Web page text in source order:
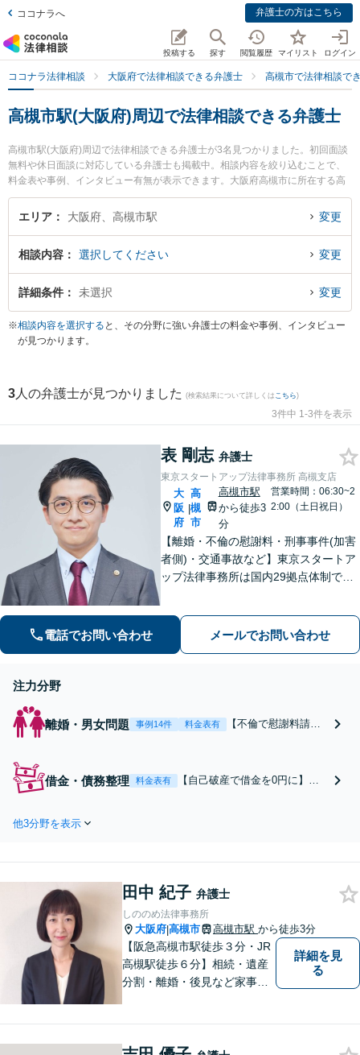
ココナラへ 弁護士の方はこちら
投稿する 探す 閲覧履歴 マイリスト ログイン
ココナラ法律相談 大阪府で法律相談できる弁護士 高槻市で法律相談で
高槻市駅(大阪府)周辺で法律相談できる弁護士
高槻市駅(大阪府)周辺で法律相談できる弁護士が3名見つかりました。初回面談
無料や休日面談に対応している弁護士も掲載中。相談内容を絞り込むことで、
料金表や事例、インタビュー有無が表示できます。大阪府高槻市に所在する高
槻市駅は阪急京都本線沿線の駅です。より多くの弁護士から探したいときは市
区町村検索や同一路線のより大きな駅も追加選択して探すと良いでしょう。特
や弁護士費用、強みなどが注目されています。『売掛金回収のトラブルを勤務
先から通いやすい高槻市駅周辺に事務所を構える弁護士に面談予約したい』
『売掛金回収のトラブル解決の実績豊富な高槻市駅近くの弁護士を検索した
約したい』などでお困りの相談者さんにおすすめです。
エリア 大阪府、高槻市駅 変更
相談内容 選択してください 変更
詳細条件 未選択 変更
※相談内容を選択する と、その分野に強い弁護士の料金や事例、インタビュー
が見つかります。
3 人の弁護士が見つかりました (検索結果について詳しくは こちら)
3件中 1-3件を表示
表 剛志 弁護士
東京スタートアップ法律事務所 高槻支店
大
阪
府
|
高
槻
市
高槻市駅
から徒歩3
分
営業時間：06:30~2
2:00（土日祝日）
【離婚・不倫の慰謝料・刑事事件(加害
者側)・交通事故など】東京スタートア
ップ法律事務所は国内29拠点体制で全
専門性の高い弁護士が寄り添い解決を
サポートします。
電話でお問い合わせ メールでお問い合わせ
注力分野
離婚・男女問題 事例14件 料金表有
【不倫で慰謝料請求
内容証明の通知が届
いてお困りの方はご
【関西エリア全域対
借金・債務整理 料金表有
【自己破産で借金を0円に】
初回相談料は0円。任意整理や
夜間も相談受付】【費用の分割
払い可】
他3分野を表示
田中 紀子 弁護士
しののめ法律事務所
大阪府|高槻市 高槻市駅 から徒歩3分
【阪急高槻市駅徒歩３分・JR
高槻駅徒歩６分】相続・遺産
分割・離婚・後見など家事事
詳細を見
る